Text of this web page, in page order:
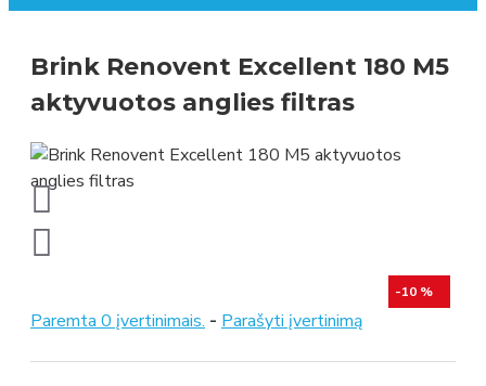
Brink Renovent Excellent 180 M5
aktyvuotos anglies filtras
-10 %
Paremta 0 įvertinimais. - Parašyti įvertinimą